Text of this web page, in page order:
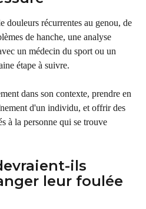
douleurs récurrentes au genou, de
de hanche, une analyse
un médecin du sport ou un
étape à suivre.
dans son contexte, prendre en
d'un individu, et offrir des
à la personne qui se trouve
ils
leur foulée